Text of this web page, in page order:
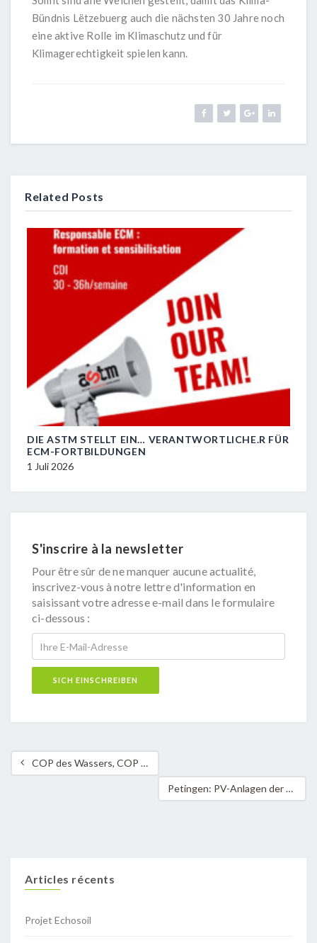
Bündnis Lëtzebuerg auch die nächsten 30 Jahre noch
eine aktive Rolle im Klimaschutz und für
Klimagerechtigkeit spielen kann.
Related Posts
DIE ASTM STELLT EIN… VERANTWORTLICHE.R FÜR
ECM-FORTBILDUNGEN
1 Juli 2026
S'inscrire à la newsletter
Pour être sûr de ne manquer aucune actualité,
inscrivez-vous à notre lettre d'information en
saisissant votre adresse e-mail dans le formulaire
ci-dessous :
COP des Wassers, COP des Feuers
Petingen: PV-Anlagen der Gemeinde – Energie sichtbar machen
Articles récents
Projet Echosoil